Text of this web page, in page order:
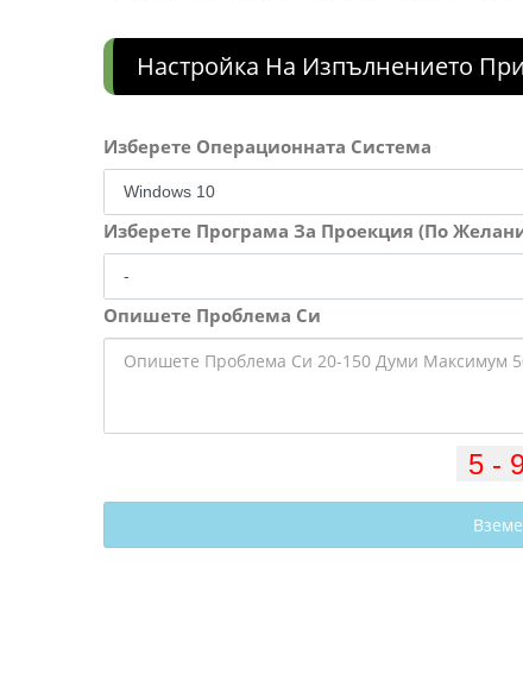
Настройка На Изпълнението
Изберете Операционната Система
Изберете Програма За Проекция (По
Опишете Проблема Си